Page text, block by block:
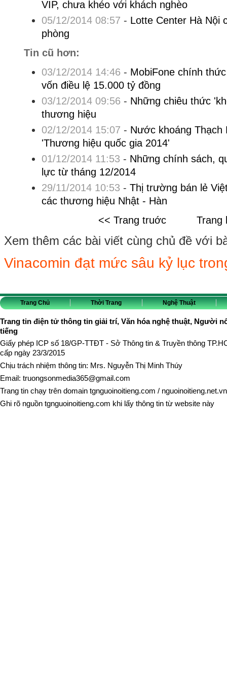
VIP, chưa khéo với khách nghèo
05/12/2014 08:57 - Lotte Center Hà Nội
phòng
Tin cũ hơn:
03/12/2014 14:46 - MobiFone chính
vốn điều lệ 15.000 tỷ đồng
03/12/2014 09:56 - Những chiêu thức
thương hiệu
02/12/2014 15:07 - Nước khoáng
'Thương hiệu quốc gia 2014'
01/12/2014 11:53 - Những chính sách,
lực từ tháng 12/2014
29/11/2014 10:53 - Thị trường bán lẻ
các thương hiệu Nhật - Hàn
<< Trang truớc
Trang
Xem thêm các bài viết cùng chủ đề với
Vinacomin đạt mức sâu kỷ lục
Trang Chủ Thời Trang Nghệ Thuật
Trang tin điện tử thông tin giải trí, Văn hóa nghệ thuật, Người
tiếng
Giấy phép ICP số 18/GP-TTĐT - Sở Thông tin & Truyền thông
cấp ngày 23/3/2015
Chịu trách nhiệm thông tin: Mrs. Nguyễn Thị Minh Thúy
Email: truongsonmedia365@gmail.com
Trang tin chạy trên domain tgnguoinoitieng.com / nguoinoitieng.net.vn
Ghi rõ nguồn tgnguoinoitieng.com khi lấy thông tin từ website này